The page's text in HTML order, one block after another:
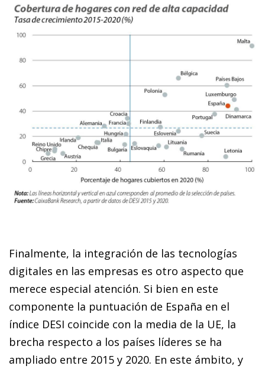
Finalmente, la integración de las tecnologías
digitales en las empresas es otro aspecto que
merece especial atención. Si bien en este
componente la puntuación de España en el
índice DESI coincide con la media de la UE, la
brecha respecto a los países líderes se ha
ampliado entre 2015 y 2020. En este ámbito, y